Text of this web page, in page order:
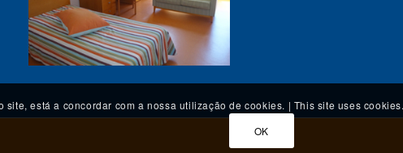
está a concordar com a nossa utilização de cookies. | This site uses
OK